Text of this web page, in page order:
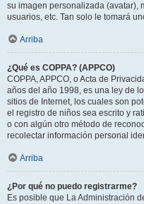
su imagen personalizada (avatar),
usuarios, etc. Tan solo le tomará
Arriba
¿Qué es COPPA? (APPCO)
COPPA, APPCO, o Acta de
años del año 1998, es una ley de
sitios de Internet, los cuales son
el registro de niños sea escrito y
o con algún otro método de
recolectar información personal
Arriba
¿Por qué no puedo registrarme?
Es posible que La Administración